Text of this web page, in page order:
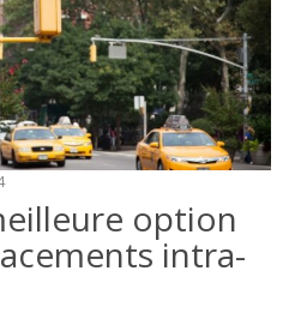
option
intra-